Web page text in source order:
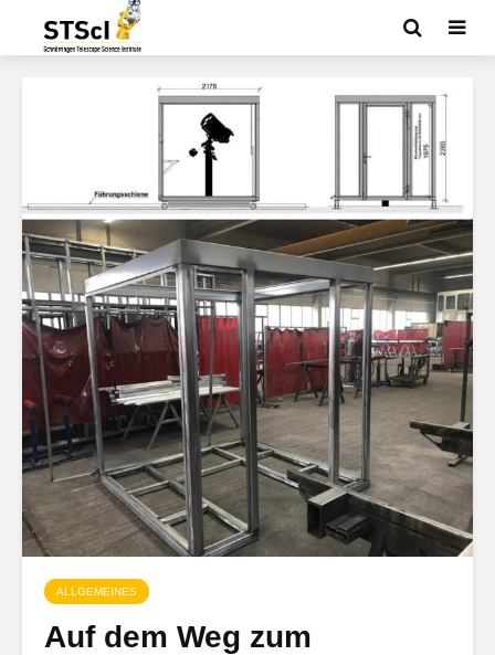
ALLGEMEINES
Auf dem Weg zum